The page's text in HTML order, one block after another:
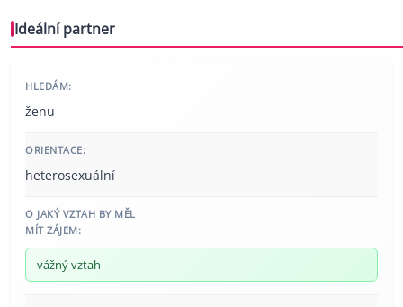
Ideální partner
HLEDÁM:
ženu
ORIENTACE:
heterosexuální
O JAKÝ VZTAH BY MĚL
MÍT ZÁJEM:
vážný vztah